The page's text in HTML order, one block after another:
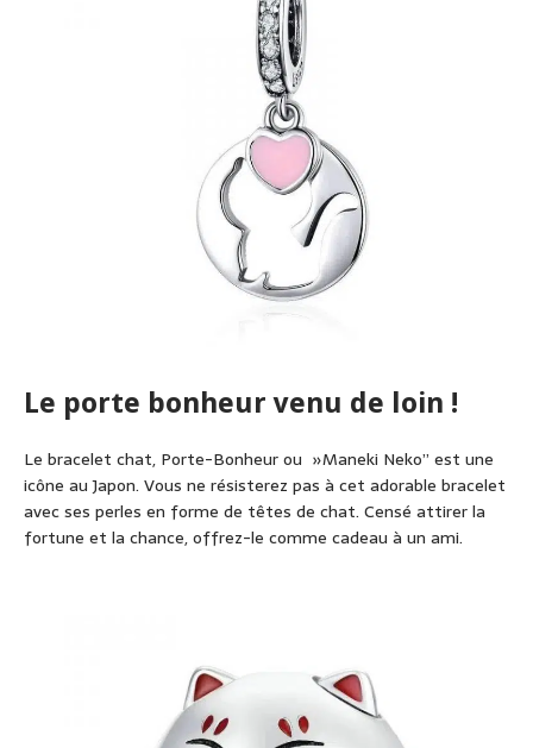
Le porte bonheur venu de loin !
Le bracelet chat, Porte-Bonheur ou »Maneki Neko’’ est une
icône au Japon. Vous ne résisterez pas à cet adorable bracelet
avec ses perles en forme de têtes de chat. Censé attirer la
fortune et la chance, offrez-le comme cadeau à un ami.